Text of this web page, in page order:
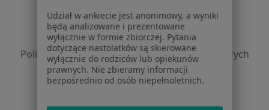
Regulamin
Polityka prywatności pacjentów
Polityka prywatności profesjonalistów
Polityka prywatności dla profesjonalistów, których
dane pozyskaliśmy samodzielnie
Polityka cookies
Udział w ankiecie jest anonimowy, a wyniki
będą analizowane i prezentowane
wyłącznie w formie zbiorczej. Pytania
dotyczące nastolatków są skierowane
wyłącznie do rodziców lub opiekunów
prawnych. Nie zbieramy informacji
bezpośrednio od osób niepełnoletnich.